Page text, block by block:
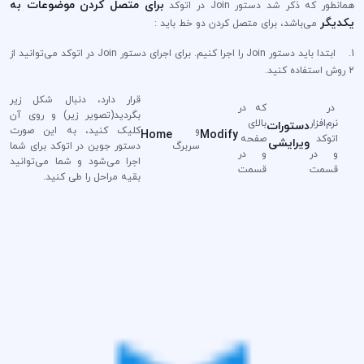
همانطور که ذکر شد دستور Join در اتوکد
برای متصل کردن موضوعات به
یکدیگر می‌باشد، برای متصل کردن دو خط باید :
1. ابتدا باید دستور Join را اجرا کنیم. برای اجرای دستور Join در اتوکد می‌توانید از
2 روش استفاده کنید.
در
نرم‌افزار
اتوکد
و در
قسمت
دستورات
ویرایشی
که در
بالای
صفحه
و در
قسمت
Modifyو
سربرگ
Home
قرار دارد، دنبال شکل زیر
بگردید(تصویر زیر) و روی آن
کلیک کنید، به این صورت
دستور جوین در اتوکد برای شما
اجرا می‌شود و شما می‌توانید
بقیه مراحل را طی کنید.